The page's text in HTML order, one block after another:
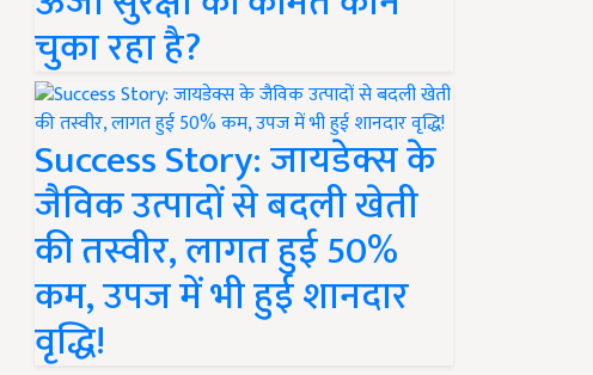
चुका रहा है?
Success Story: जायडेक्स के
जैविक उत्पादों से बदली खेती
की तस्वीर, लागत हुई 50%
कम, उपज में भी हुई शानदार
वृद्धि!